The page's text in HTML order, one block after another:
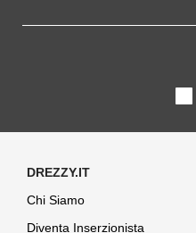
Chi Siamo
Diventa Inserzionista